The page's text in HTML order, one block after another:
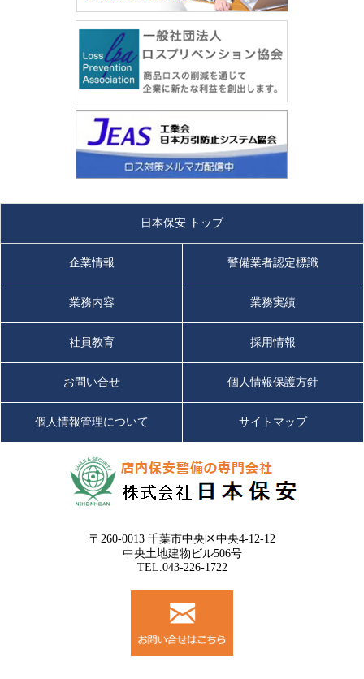
日本保安 トップ
企業情報 警備業者認定標識
業務内容 業務実績
社員教育 採用情報
お問い合せ 個人情報保護方針
個人情報管理について サイトマップ
〒260-0013 千葉市中央区中央4-12-12
中央土地建物ビル506号
TEL.043-226-1722